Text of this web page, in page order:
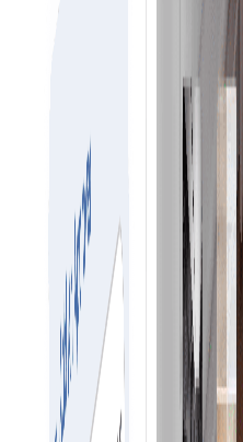
Pengalaman yang aman
Pengalaman yang aman
dengan tingkat enkripsi
blockchain.
Pengalaman yang lancar
Pembelian yang
proses pembelian,